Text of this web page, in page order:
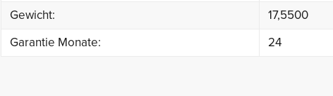
Gewicht:
17,5500
Garantie Monate:
24